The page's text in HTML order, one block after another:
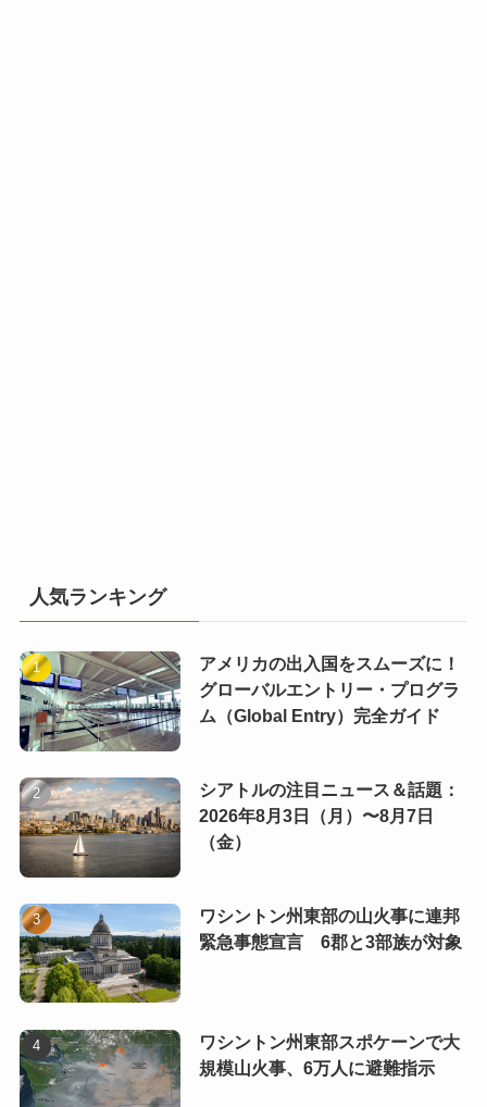
人気ランキング
アメリカの出入国をスムーズに！
グローバルエントリー・プログラ
ム（Global Entry）完全ガイド
シアトルの注目ニュース＆話題：
2026年8月3日（月）〜8月7日
（金）
ワシントン州東部の山火事に連邦
緊急事態宣言 6郡と3部族が対象
ワシントン州東部スポケーンで大
規模山火事、6万人に避難指示